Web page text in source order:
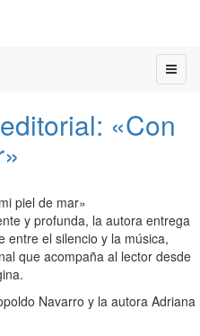
«Con
piel de mar»
y profunda, la autora entrega
entre el silencio y la música,
que acompaña al lector desde
Navarro y la autora Adriana